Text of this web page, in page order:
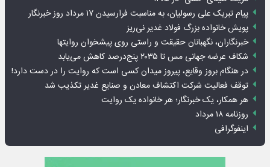
پیام تبریک علی رسولیان، به مناسبت فرارسیدن ۱۷ مرداد روز خبرنگار
پویش خانواده بزرگ فولاد غدیر نی‌ریز
خبرنگاران، نگهبانان حقیقت و راستی روی پیشخوان روایت­ها
شکاف عرضه جهانی مس تا ۲۰۳۵ پنج‌درصد کاهش می‌یابد
در هنگام بروز وقایع، پیروز میدان کسی است که روایت را در دست دارد!
توقف فعالیت شرکت اکتشاف معادن و صنایع غدیر تکذیب شد
هر همکار، یک خبرنگار؛ هر خانواده یک روایت
روزنامه ۱۸ مرداد
اینفوگرافی